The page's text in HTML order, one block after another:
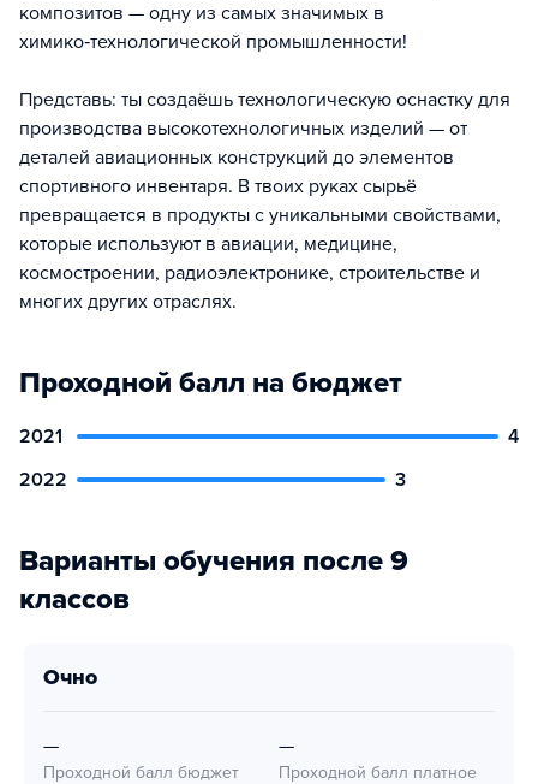
композитов — одну из самых значимых в
химико‑технологической промышленности!
Представь: ты создаёшь технологическую оснастку для
производства высокотехнологичных изделий — от
деталей авиационных конструкций до элементов
спортивного инвентаря. В твоих руках сырьё
превращается в продукты с уникальными свойствами,
которые используют в авиации, медицине,
космостроении, радиоэлектронике, строительстве и
многих других отраслях.
Проходной балл на бюджет
2021
4
2022
3
Варианты обучения после 9
классов
очно
—
Проходной балл бюджет
—
Проходной балл платное